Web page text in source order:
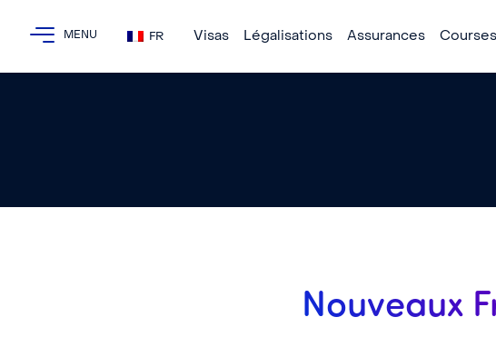
FR Visas Légalisations Assurances Courses
Nouveaux